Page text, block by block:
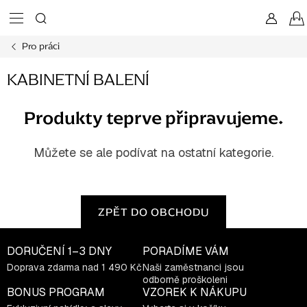
na
Pro práci
KABINETNÍ BALENÍ
Produkty teprve připravujeme.
Můžete se ale podívat na ostatní kategorie.
ZPĚT DO OBCHODU
DORUČENÍ 1–3 DNY
Doprava zdarma nad 1 490 Kč
PORADÍME VÁM
Naši zaměstnanci jsou
odborně proškoleni
BONUS PROGRAM VZOREK K NÁKUPU